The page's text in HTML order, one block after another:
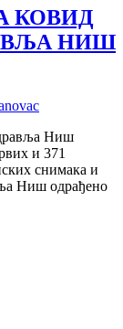
КОВИД
НИШ
Ниш
и 371
снимака и
Ниш одрађенo